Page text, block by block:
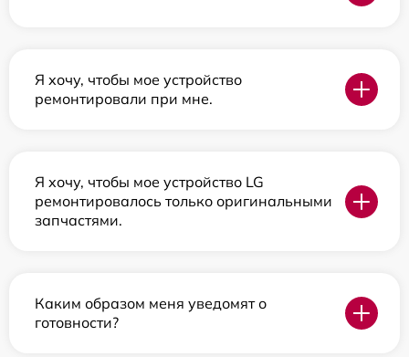
Я хочу, чтобы мое устройство
ремонтировали при мне.
Я хочу, чтобы мое устройство LG
ремонтировалось только оригинальными
запчастями.
Каким образом меня уведомят о
готовности?